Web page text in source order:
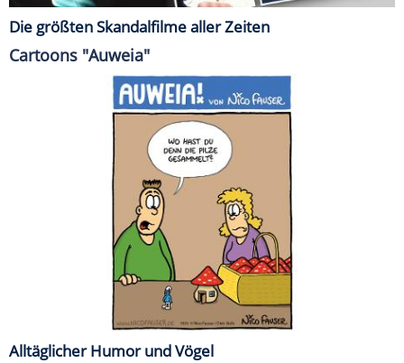
Die größten Skandalfilme aller Zeiten
Cartoons "Auweia"
Alltäglicher Humor und Vögel